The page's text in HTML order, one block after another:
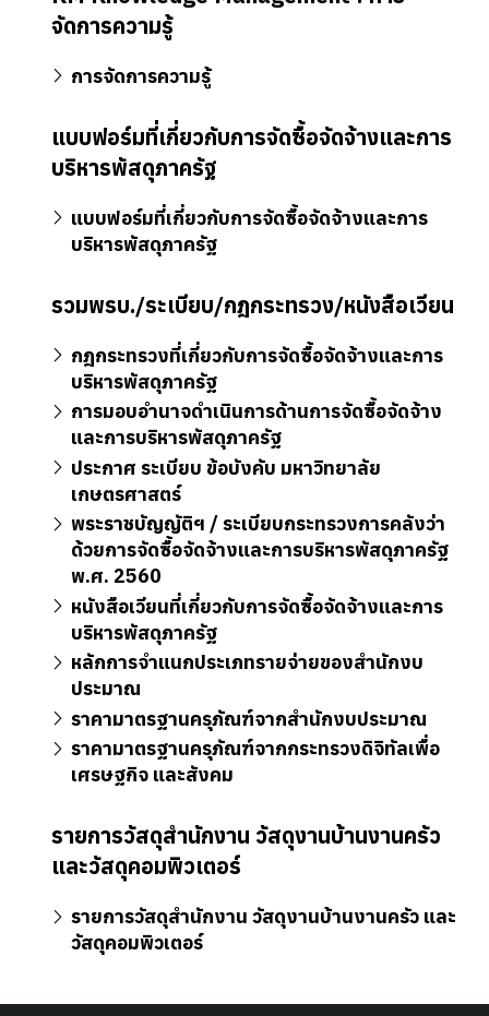
จัดการความรู้
การจัดการความรู้
แบบฟอร์มที่เกี่ยวกับการจัดซื้อจัดจ้างและการ
บริหารพัสดุภาครัฐ
แบบฟอร์มที่เกี่ยวกับการจัดซื้อจัดจ้างและการ
บริหารพัสดุภาครัฐ
รวมพรบ./ระเบียบ/กฎกระทรวง/หนังสือเวียน
กฎกระทรวงที่เกี่ยวกับการจัดซื้อจัดจ้างและการ
บริหารพัสดุภาครัฐ
การมอบอำนาจดำเนินการด้านการจัดซื้อจัดจ้าง
และการบริหารพัสดุภาครัฐ
ประกาศ ระเบียบ ข้อบังคับ มหาวิทยาลัย
เกษตรศาสตร์
พระราชบัญญัติฯ / ระเบียบกระทรวงการคลังว่า
ด้วยการจัดซื้อจัดจ้างและการบริหารพัสดุภาครัฐ
พ.ศ. 2560
หนังสือเวียนที่เกี่ยวกับการจัดซื้อจัดจ้างและการ
บริหารพัสดุภาครัฐ
หลักการจำแนกประเภทรายจ่ายของสำนักงบ
ประมาณ
ราคามาตรฐานครุภัณฑ์จากสำนักงบประมาณ
ราคามาตรฐานครุภัณฑ์จากกระทรวงดิจิทัลเพื่อ
เศรษฐกิจ และสังคม
รายการวัสดุสำนักงาน วัสดุงานบ้านงานครัว
และวัสดุคอมพิวเตอร์
รายการวัสดุสำนักงาน วัสดุงานบ้านงานครัว และ
วัสดุคอมพิวเตอร์